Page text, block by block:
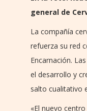
general de
La compañía
refuerza su red
Encarnación.
el desarrollo y
salto cualitativo
«El nuevo